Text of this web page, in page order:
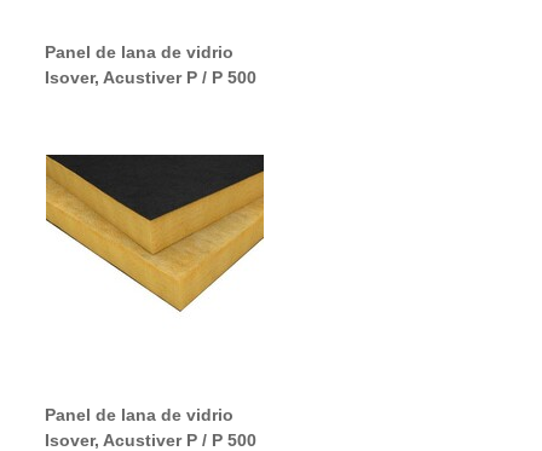
Panel de lana de vidrio
Isover, Acustiver P / P 500
Panel de lana de vidrio
Isover, Acustiver P / P 500